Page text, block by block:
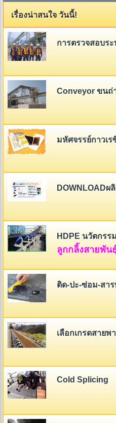
เรื่องน่าสนใจ วันนี้!
การตรวจสอบระบบสายพานลำเลีย
Conveyor ขนถ่ายวัส
มหัศจรรย์กาวเร
DOWNLOADผลิตภัณฑ์
HDPE นวัตกรรมใหม่ลูกกลิ้ง King
ติด-ปะ-ซ่อม-สา
เลือกเกรดสายพ
Cold Splicing